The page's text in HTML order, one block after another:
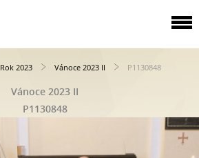
Rok 2023 Vánoce 2023 II P1130848
Vánoce 2023 II
P1130848